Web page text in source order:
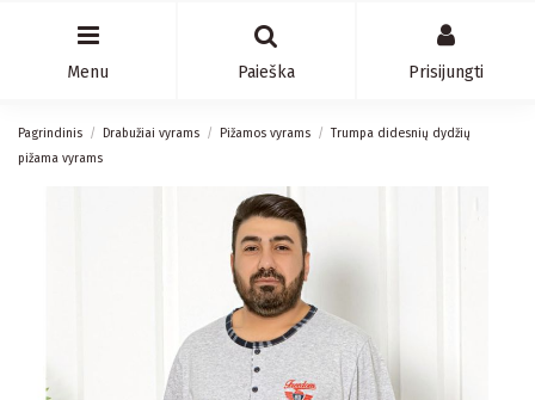
Menu Paieška Prisijungti
Pagrindinis Drabužiai vyrams Pižamos vyrams
Trumpa didesnių dydžių
pižama vyrams